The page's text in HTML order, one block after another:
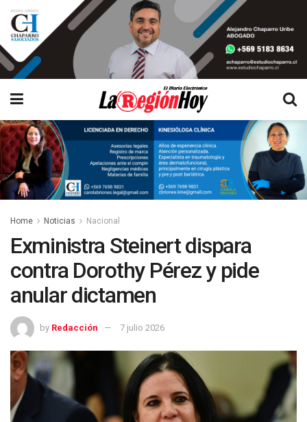
Home Noticias Nacional
Exministra Steinert dispara
contra Dorothy Pérez y pide
anular dictamen
by Redacción 7 julio 2026